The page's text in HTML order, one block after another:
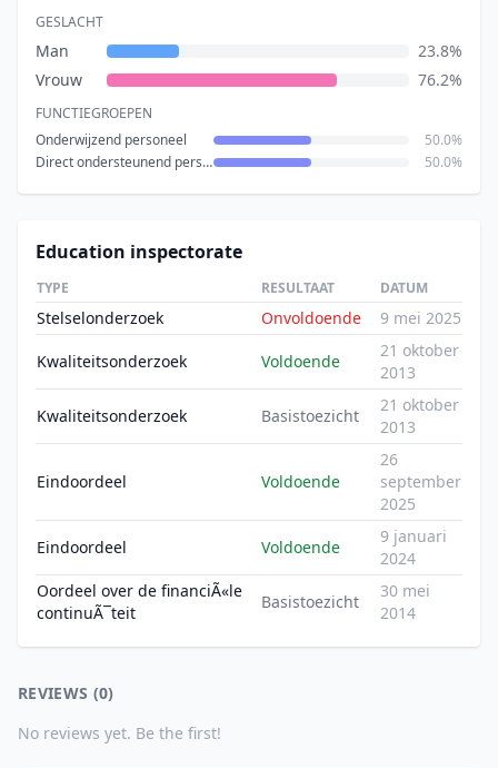
GESLACHT
Man
23.8%
Vrouw
76.2%
FUNCTIEGROEPEN
Onderwijzend personeel
50.0%
Direct ondersteunend personeel
50.0%
Education inspectorate
TYPE RESULTAAT DATUM
Stelselonderzoek Onvoldoende 9 mei 2025
Kwaliteitsonderzoek Voldoende
21 oktober
2013
Kwaliteitsonderzoek Basistoezicht
21 oktober
2013
Eindoordeel Voldoende
26
september
2025
Eindoordeel Voldoende
9 januari
2024
Oordeel over de financiÃ«le
continuÃ¯teit
Basistoezicht
30 mei
2014
REVIEWS (0)
No reviews yet. Be the first!